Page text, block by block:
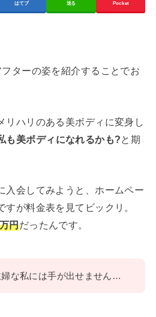
はてブ 送る Pocket
ターの姿を紹介することでお
リハリのある美ボディに変身し
も美ボディになれるかも?と期
入会してみようと、ホームペー
すが料金表を見てビックリ。
円だったんです。
な私には手が出せません…